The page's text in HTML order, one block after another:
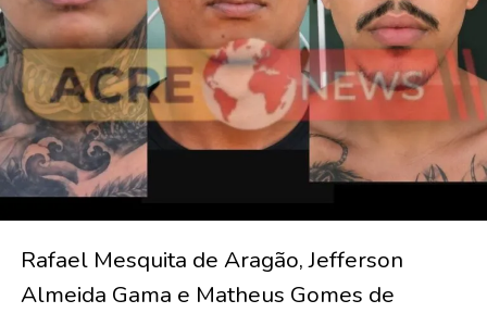
Rafael Mesquita de Aragão, Jefferson
Almeida Gama e Matheus Gomes de